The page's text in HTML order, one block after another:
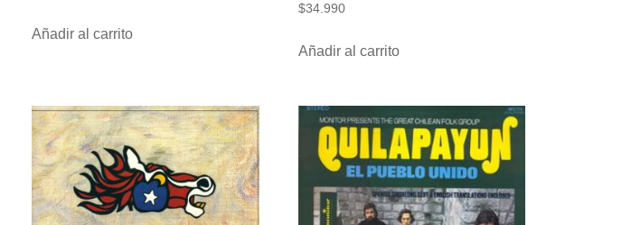
Añadir al carrito
$34.990
Añadir al carrito